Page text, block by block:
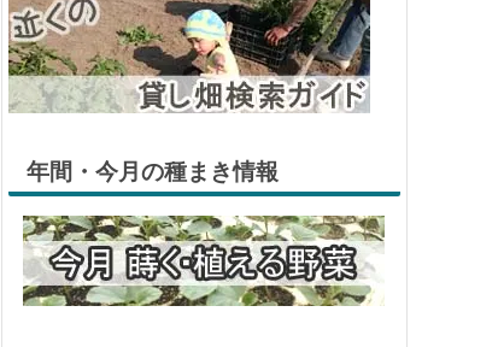
年間・今月の種まき情報